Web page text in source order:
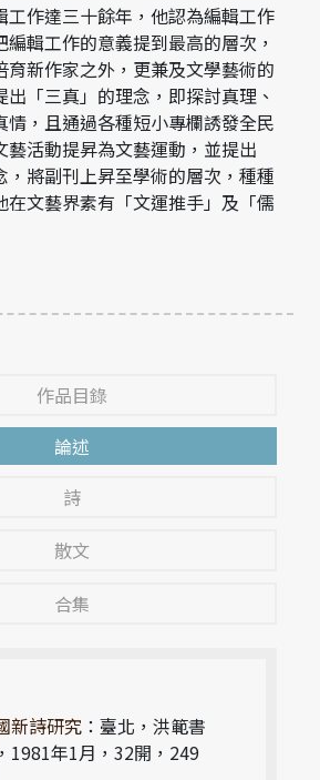
工作達三十餘年，他認為編輯工作
輯工作的意義提到最高的層次，
育新作家之外，更兼及文學藝術的
「三真」的理念，即探討真理、
情，且通過各種短小專欄誘發全民
藝活動提昇為文藝運動，並提出
，將副刊上昇至學術的層次，種種
在文藝界素有「文運推手」及「儒
作品目錄
論述
詩
散文
合集
新詩研究 ：臺北，洪範書
1981年1月，32開，249